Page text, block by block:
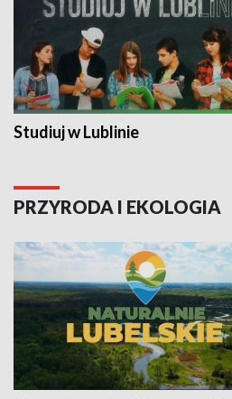
Studiuj w Lublinie
PRZYRODA I EKOLOGIA